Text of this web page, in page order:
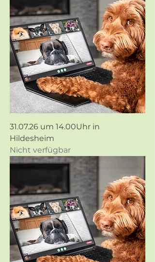
31.07.26 um 14.00Uhr in
Hildesheim
Nicht verfügbar